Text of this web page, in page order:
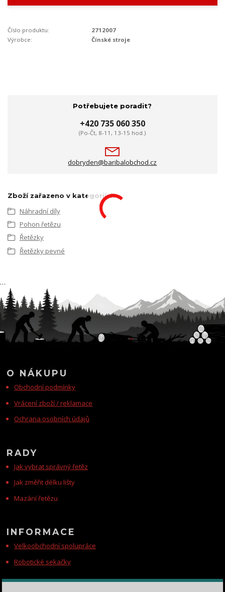
Číslo produktu:
2712007
Výrobce:
Čínské stroje
Potřebujete poradit?
+420 735 060 350
(Po-Čt, 8-11, 13-15 hod.)
dobryden@baribalobchod.cz
Zboží zařazeno v kategoriích
Náhradní díly
Pohon řetězu
Řetězky
Řetězky pevné
O NÁKUPU
Obchodní podmínky
Vrácení zboží / reklamace
Ochrana osobních údajů
RADY
Jak vybrat správný řetěz
Jak změřit délku lišty
Mazání řetězu
INFORMACE
Velkoobchodní spolupráce
Robotické sekačky
…